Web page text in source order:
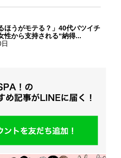
ほうがモテる？」40代バツイチ
性から支持される“納得...